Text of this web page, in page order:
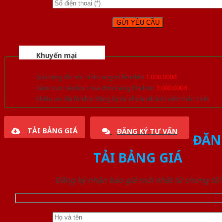
Khuyến mại
Quà tặng đồ nội thất trang trí lên đến 1.000.000đ
Giảm trực tiếp khi mua đơn hàng lớn hơn 3.000.000đ
Nhiều ưu đãi lớn khi đăng ký tài khoản thành viên thân thiết
TẢI BẢNG GIÁ ĐĂNG KÝ TƯ VẤN
TẢI BẢNG GIÁ
Đăng ký nhận báo giá mới nhất từ chúng tôi